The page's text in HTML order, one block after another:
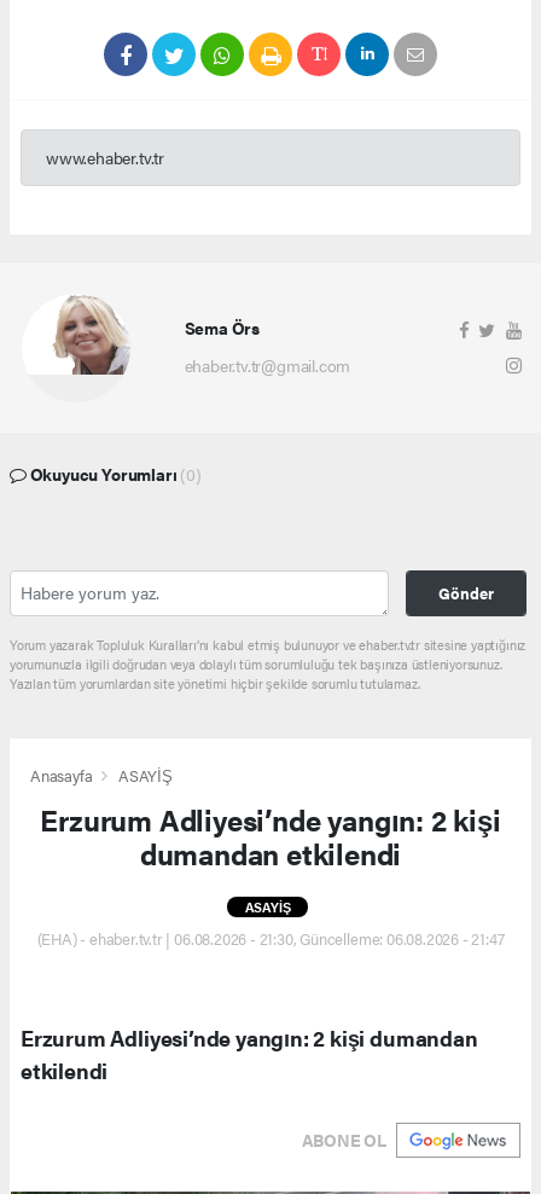
www.ehaber.tv.tr
Sema Örs
ehaber.tv.tr@gmail.com
Okuyucu Yorumları (0)
Gönder
Yorum yazarak Topluluk Kuralları’nı kabul etmiş bulunuyor ve ehaber.tv.tr sitesine yaptığınız
yorumunuzla ilgili doğrudan veya dolaylı tüm sorumluluğu tek başınıza üstleniyorsunuz.
Yazılan tüm yorumlardan site yönetimi hiçbir şekilde sorumlu tutulamaz.
Anasayfa ASAYİŞ
Erzurum Adliyesi’nde yangın: 2 kişi
dumandan etkilendi
ASAYİŞ
(EHA) - ehaber.tv.tr | 06.08.2026 - 21:30, Güncelleme: 06.08.2026 - 21:47
Erzurum Adliyesi’nde yangın: 2 kişi dumandan
etkilendi
ABONE OL